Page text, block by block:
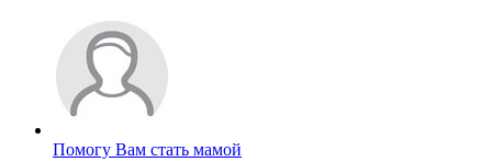
Помогу Вам стать мамой